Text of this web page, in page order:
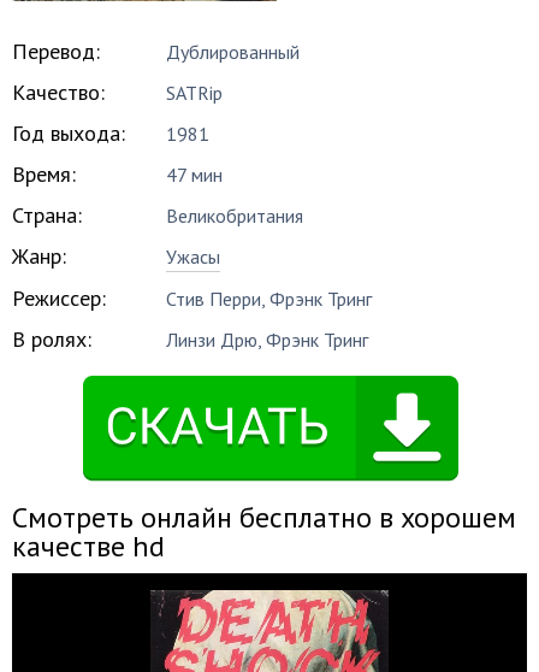
Перевод: Дублированный
Качество: SATRip
Год выхода: 1981
Время: 47 мин
Страна: Великобритания
Жанр: Ужасы
Режиссер: Стив Перри,Фрэнк Тринг
В ролях: Линзи Дрю,Фрэнк Тринг
Смотреть онлайн бесплатно в хорошем
качестве hd